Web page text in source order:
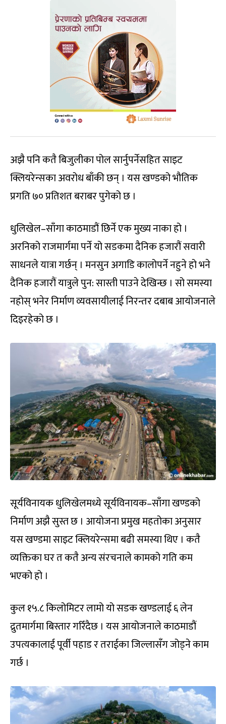
अझै पनि कतै बिजुलीका पोल सार्नुपर्नेसहित साइट
क्लियरेन्सका अवरोध बाँकी छन् । यस खण्डको भौतिक
प्रगति ७० प्रतिशत बराबर पुगेको छ ।
धुलिखेल–साँगा काठमाडौं छिर्ने एक मुख्य नाका हो ।
अरनिको राजमार्गमा पर्ने यो सडकमा दैनिक हजारौं सवारी
साधनले यात्रा गर्छन् । मनसुन अगाडि कालोपर्ने नहुने हो भने
दैनिक हजारौं यात्रुले पुन: सास्ती पाउने देखिन्छ । सो समस्या
नहोस् भनेर निर्माण व्यवसायीलाई निरन्तर दबाब आयोजनाले
दिइरहेको छ ।
सूर्यविनायक धुलिखेलमध्ये सूर्यविनायक–साँगा खण्डको
निर्माण अझै सुस्त छ । आयोजना प्रमुख महतोका अनुसार
यस खण्डमा साइट क्लियरेन्समा बढी समस्या थिए । कतै
व्यक्तिका घर त कतै अन्य संरचनाले कामको गति कम
भएको हो ।
कुल १५.८ किलोमिटर लामो यो सडक खण्डलाई ६ लेन
द्रुतमार्गमा बिस्तार गरिँदैछ । यस आयोजनाले काठमाडौं
उपत्यकालाई पूर्वी पहाड र तराईका जिल्लासँग जोड्ने काम
गर्छ ।